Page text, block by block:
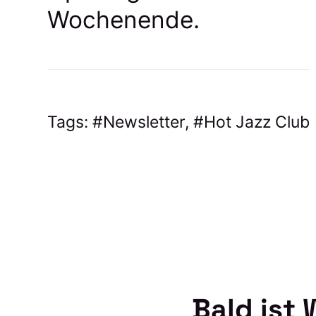
Wochenende.
Tags: Newsletter, Hot Jazz Club